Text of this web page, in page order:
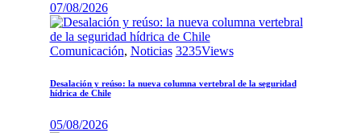
07/08/2026
Comunicación, Noticias 3235Views
Desalación y reúso: la nueva columna vertebral de la seguridad
hídrica de Chile
05/08/2026